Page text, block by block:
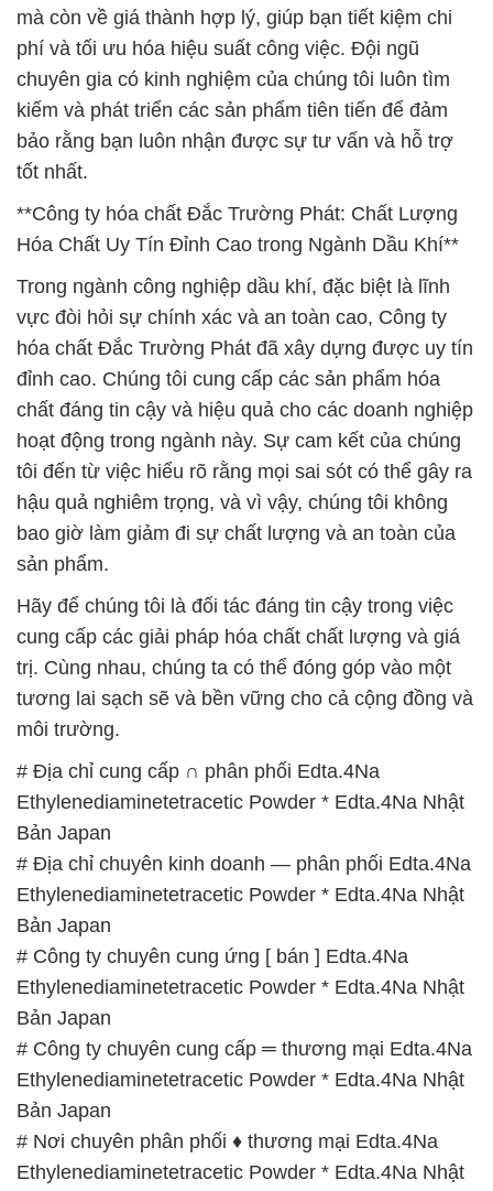
mà còn về giá thành hợp lý, giúp bạn tiết kiệm chi
phí và tối ưu hóa hiệu suất công việc. Đội ngũ
chuyên gia có kinh nghiệm của chúng tôi luôn tìm
kiếm và phát triển các sản phẩm tiên tiến để đảm
bảo rằng bạn luôn nhận được sự tư vấn và hỗ trợ
tốt nhất.
**Công ty hóa chất Đắc Trường Phát: Chất Lượng
Hóa Chất Uy Tín Đỉnh Cao trong Ngành Dầu Khí**
Trong ngành công nghiệp dầu khí, đặc biệt là lĩnh
vực đòi hỏi sự chính xác và an toàn cao, Công ty
hóa chất Đắc Trường Phát đã xây dựng được uy tín
đỉnh cao. Chúng tôi cung cấp các sản phẩm hóa
chất đáng tin cậy và hiệu quả cho các doanh nghiệp
hoạt động trong ngành này. Sự cam kết của chúng
tôi đến từ việc hiểu rõ rằng mọi sai sót có thể gây ra
hậu quả nghiêm trọng, và vì vậy, chúng tôi không
bao giờ làm giảm đi sự chất lượng và an toàn của
sản phẩm.
Hãy để chúng tôi là đối tác đáng tin cậy trong việc
cung cấp các giải pháp hóa chất chất lượng và giá
trị. Cùng nhau, chúng ta có thể đóng góp vào một
tương lai sạch sẽ và bền vững cho cả cộng đồng và
môi trường.
# Địa chỉ cung cấp ∩ phân phối Edta.4Na
Ethylenediaminetetracetic Powder * Edta.4Na Nhật
Bản Japan
# Địa chỉ chuyên kinh doanh — phân phối Edta.4Na
Ethylenediaminetetracetic Powder * Edta.4Na Nhật
Bản Japan
# Công ty chuyên cung ứng [ bán ] Edta.4Na
Ethylenediaminetetracetic Powder * Edta.4Na Nhật
Bản Japan
# Công ty chuyên cung cấp ═ thương mại Edta.4Na
Ethylenediaminetetracetic Powder * Edta.4Na Nhật
Bản Japan
# Nơi chuyên phân phối ♦ thương mại Edta.4Na
Ethylenediaminetetracetic Powder * Edta.4Na Nhật